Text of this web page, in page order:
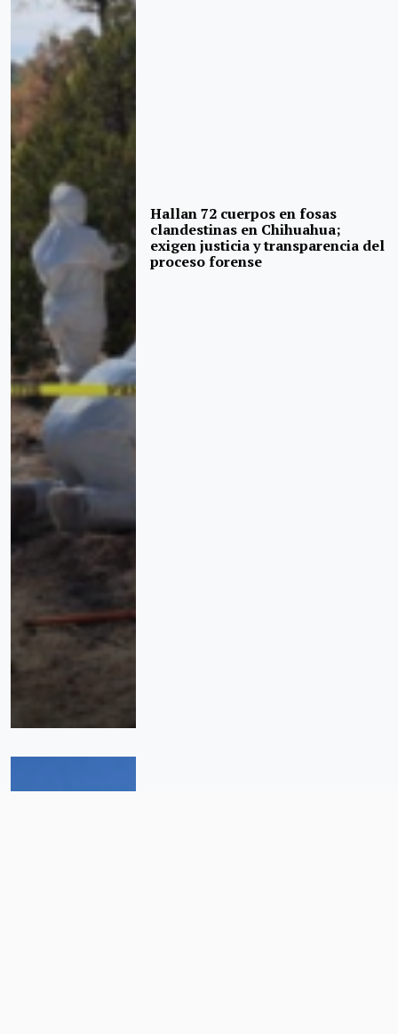
Hallan 72 cuerpos en fosas
clandestinas en Chihuahua;
exigen justicia y transparencia del
proceso forense